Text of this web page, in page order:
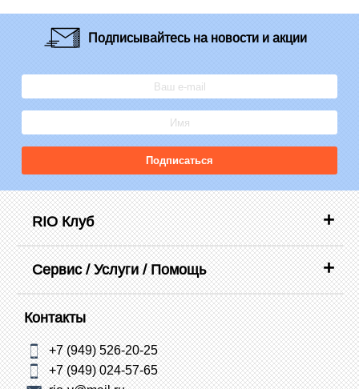
Подписывайтесьна новости и акции
Подписаться
RIO Клуб
Сервис / Услуги / Помощь
Контакты
+7 (949) 526-20-25
+7 (949) 024-57-65